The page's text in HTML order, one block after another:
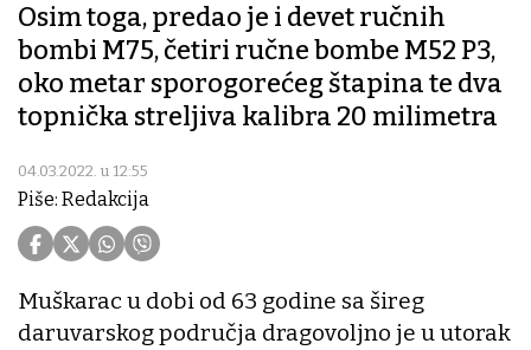
Osim toga, predao je i devet ručnih
bombi M75, četiri ručne bombe M52 P3,
oko metar sporogorećeg štapina te dva
topnička streljiva kalibra 20 milimetra
04.03.2022. u 12:55
Piše: Redakcija
Muškarac u dobi od 63 godine sa šireg
daruvarskog područja dragovoljno je u utorak